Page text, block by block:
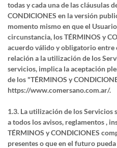
todas y cada una de las cláusulas
CONDICIONES en la versión
momento mismo en que el
circunstancia, los TÉRMINOS y
acuerdo válido y obligatorio entre
relación a la utilización de los
servicios, implica la aceptación
de los "TÉRMINOS y
https://www.comersano.com.ar/.
1.3. La utilización de los Servicios
a todos los avisos, reglamentos ,
TÉRMINOS y CONDICIONES
presentes o que en el futuro